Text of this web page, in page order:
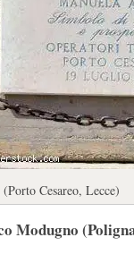
Cesareo, Lecce)
Modugno